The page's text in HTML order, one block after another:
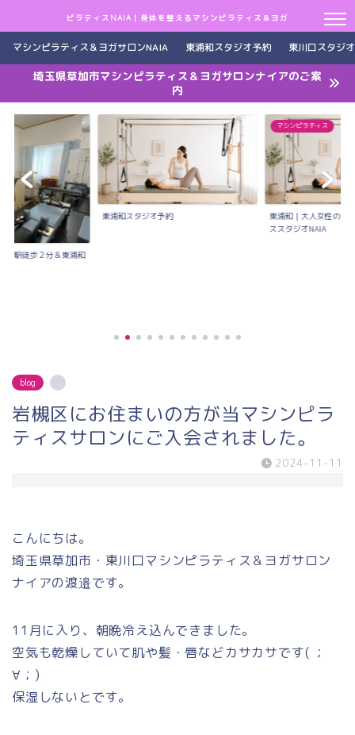
ピラティスNAIA｜身体を整えるマシンピラティス＆ヨガ
マシンピラティス＆ヨガサロンNAIA 東浦和スタジオ予約 東川口スタジ
埼玉県草加市マシンピラティス＆ヨガサロンナイアのご案
内
口駅徒歩２分＆東浦和
東浦和スタジオ予約
マシンピラティス
東浦和｜大人女性のた
ススタジオNAIA
blog
岩槻区にお住まいの方が当マシンピラ
ティスサロンにご入会されました。
2024-11-11
こんにちは。
埼玉県草加市・東川口マシンピラティス＆ヨガサロン
ナイアの渡邉です。
11月に入り、朝晩冷え込んできました。
空気も乾燥していて肌や髪・唇などカサカサです( ；
∀；)
保湿しないとです。